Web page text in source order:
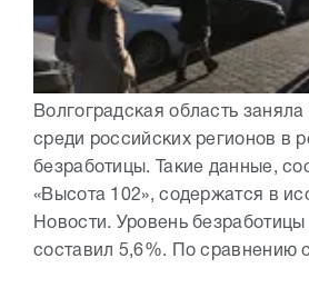
Волгоградская область
среди российских регионов в
безработицы. Такие данные,
«Высота 102», содержатся в
Новости. Уровень безработицы
составил 5,6%. По сравнению